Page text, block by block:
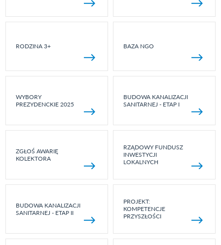
RODZINA 3+ BAZA NGO
WYBORY
PREZYDENCKIE 2025
BUDOWA KANALIZACJI
SANITARNEJ - ETAP I
ZGŁOŚ AWARIĘ
KOLEKTORA
RZĄDOWY FUNDUSZ
INWESTYCJI
LOKALNYCH
BUDOWA KANALIZACJI
SANITARNEJ - ETAP II
PROJEKT:
KOMPETENCJE
PRZYSZŁOŚCI